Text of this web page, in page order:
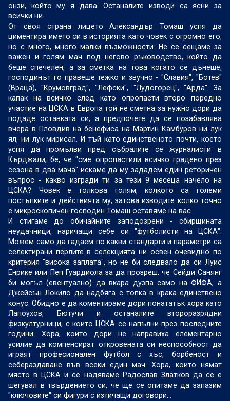
онзи, който му я дава. Останалите изводи са ясни за
всички ни.
От своя страна лицето Александър Томаш успя да
циментира името си в историята като човек с огромно его,
но с много, много малки възможности. Не се сещаме за
важен и голям мач под негово ръководство, който да
беше спечелен, а за сметка на това когато се дънеше,
господинът го правеше тежко и звучно - "Славия", "Ботев"
(Враца), "Крумовград", "Лефски", "Лудогорец", "Арда". За
капак на всичко след като опропасти второ поредно
участие на ЦСКА в Европа той не сметна за нужно дори да
подаде оставката си, а предпочете да се позабавлява
вчера в Пловдив на бенефиса на Мартин Камбуров ни лук
ял, ни лук мирисал. И тъй като единственото почти, което
успя да промълви пред събралите се журналисти в
Кърджали, бе, че "сме опропастили всичко градено през
сезона в два мача" искаме да му зададем един реторичен
въпрос - какво изгради ти за тези 9 месеца начело на
ЦСКА? Човек е толкова голям, колкото са големи
постъпките и действията му, затова изводите колко точно
е микроскопичен господин Томаш оставяме на вас.
И стигаме до обичайните заподозрени - сбирщината
неудачници, наричащи себе си "футболисти на ЦСКА".
Можем само да гадаем по какви стандарти и параметри са
селектирани перлите в селекцията ни освен очевидно по
критерия "висока заплата", но не би следвало да си Луис
Енрике или Пеп Гуардиола за да прозреш, че Сейди Санянг
би могъл (евентуално) да вкара дузпа само на ФИФА, а
Джейсън Локило да надбяга с топка в крака единствено
конус. Обидно е да коментираме дори понататък хора като
Лапоухов, Бютучи и останалите второразрядни
физкултурници, с които ЦСКА се напълни през последните
години. Хора, които дори не направиха елементарно
усилие да компенсират откровената си неспособност да
играят професионален футбол с хъс, борбеност и
себераздаване във всеки един мач. Хора, които нямат
място в ЦСКА и се надяваме Радослав Златков да се е
шегувал в твърдението си, че ще се опитаме да запазим
"ключовите" си фигури с изтичащи договори...